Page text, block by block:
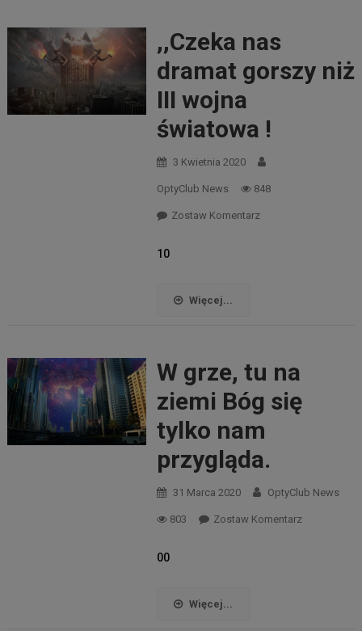
,,Czeka nas
dramat gorszy niż
III wojna
światowa !
3 Kwietnia 2020
OptyClub News 848
Zostaw Komentarz
10
Więcej...
W grze, tu na
ziemi Bóg się
tylko nam
przygląda.
31 Marca 2020 OptyClub News
803 Zostaw Komentarz
00
Więcej...